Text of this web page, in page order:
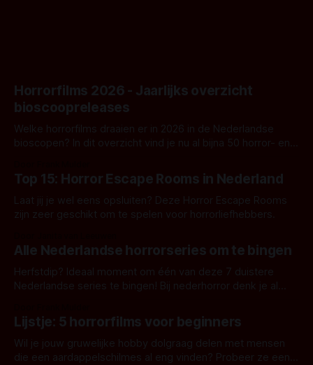
Horrorfilms 2026 - Jaarlijks overzicht
bioscoopreleases
Welke horrorfilms draaien er in 2026 in de Nederlandse
bioscopen? In dit overzicht vind je nu al bijna 50 horror- en
Top 15: Horror Escape Rooms in Nederland
Laat jij je wel eens opsluiten? Deze Horror Escape Rooms
zijn zeer geschikt om te spelen voor horrorliefhebbers.
Alle Nederlandse horrorseries om te bingen
Herfstdip? Ideaal moment om één van deze 7 duistere
Nederlandse series te bingen! Bij nederhorror denk je al
Amsterdamned of The Johnsons. Maar Nederlandse horror
is niet beperkt tot films. Hier een aantal Nederlandse tv-
series uit het duistere of horrorgenre. Als
Lijstje: 5 horrorfilms voor beginners
Wil je jouw gruwelijke hobby dolgraag delen met mensen
die een aardappelschilmes al eng vinden? Probeer ze eens